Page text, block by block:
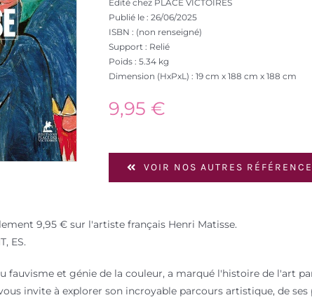
Edité chez PLACE VICTOIRES
Publié le : 26/06/2025
ISBN : (non renseigné)
Support : Relié
Poids : 5.34 kg
Dimension (HxPxL) : 19 cm x 188 cm x 188 cm
9,95€
VOIR NOS AUTRES
9,95 € sur l'artiste français Henri Matisse.
ES.
fauvisme et génie de la couleur, a marqué l'histoire de l'art
invite à explorer son incroyable parcours artistique, de